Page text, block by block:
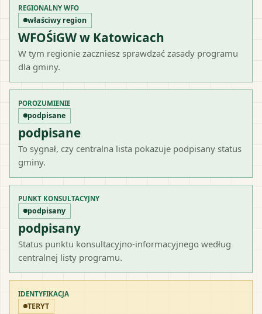
REGIONALNY WFO
właściwy region
WFOŚiGW w Katowicach
W tym regionie zaczniesz sprawdzać zasady programu
dla gminy.
POROZUMIENIE
podpisane
podpisane
To sygnał, czy centralna lista pokazuje podpisany status
gminy.
PUNKT KONSULTACYJNY
podpisany
podpisany
Status punktu konsultacyjno-informacyjnego według
centralnej listy programu.
IDENTYFIKACJA
TERYT